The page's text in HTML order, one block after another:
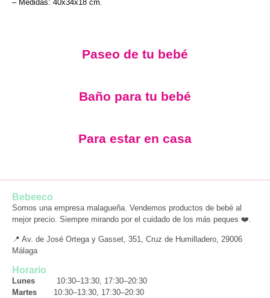
– Medidas: 40x34x18 cm.
Paseo de tu bebé
Baño para tu bebé
Para estar en casa
Bebeeco
Somos una empresa malagueña. Vendemos productos de bebé al
mejor precio. Siempre mirando por el cuidado de los más peques ❤️.
📍 Av. de José Ortega y Gasset, 351, Cruz de Humilladero, 29006
Málaga
Horario
Lunes 10:30–13:30, 17:30–20:30
Martes 10:30–13:30, 17:30–20:30